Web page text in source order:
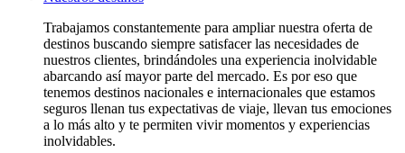
Trabajamos constantemente para ampliar nuestra oferta de
destinos buscando siempre satisfacer las necesidades de
nuestros clientes, brindándoles una experiencia inolvidable
abarcando así mayor parte del mercado. Es por eso que
tenemos destinos nacionales e internacionales que estamos
seguros llenan tus expectativas de viaje, llevan tus emociones
a lo más alto y te permiten vivir momentos y experiencias
inolvidables.